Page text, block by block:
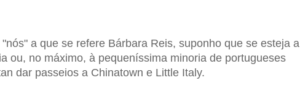
a que se refere Bárbara Reis, suponho que se esteja a
ou, no máximo, à pequeníssima minoria de portugueses
dar passeios a Chinatown e Little Italy.